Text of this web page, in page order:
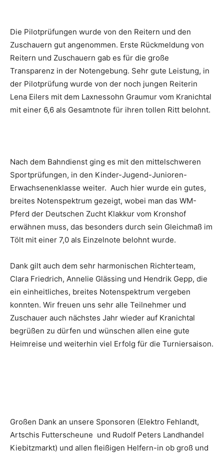
Die Pilotprüfungen wurde von den Reitern und den
Zuschauern gut angenommen. Erste Rückmeldung von
Reitern und Zuschauern gab es für die große
Transparenz in der Notengebung. Sehr gute Leistung, in
der Pilotprüfung wurde von der noch jungen Reiterin
Lena Eilers mit dem Laxnessohn Graumur vom Kranichtal
mit einer 6,6 als Gesamtnote für ihren tollen Ritt belohnt.
Nach dem Bahndienst ging es mit den mittelschweren
Sportprüfungen, in den Kinder-Jugend-Junioren-
Erwachsenenklasse weiter. Auch hier wurde ein gutes,
breites Notenspektrum gezeigt, wobei man das WM-
Pferd der Deutschen Zucht Klakkur vom Kronshof
erwähnen muss, das besonders durch sein Gleichmaß im
Tölt mit einer 7,0 als Einzelnote belohnt wurde.
Dank gilt auch dem sehr harmonischen Richterteam,
Clara Friedrich, Annelie Glässing und Hendrik Gepp, die
ein einheitliches, breites Notenspektrum vergeben
konnten. Wir freuen uns sehr alle Teilnehmer und
Zuschauer auch nächstes Jahr wieder auf Kranichtal
begrüßen zu dürfen und wünschen allen eine gute
Heimreise und weiterhin viel Erfolg für die Turniersaison.
Großen Dank an unsere Sponsoren (Elektro Fehlandt,
Artschis Futterscheune und Rudolf Peters Landhandel
Kiebitzmarkt) und allen fleißigen Helfern-in ob groß und